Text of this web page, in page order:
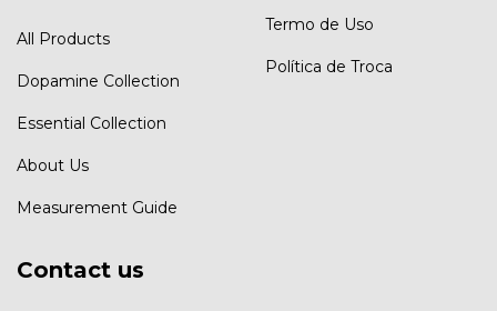
All Products
Dopamine Collection
Essential Collection
About Us
Measurement Guide
Termo de Uso
Política de Troca
Contact us